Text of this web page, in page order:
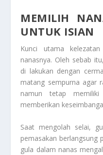
MEMILIH
UNTUK ISIAN
Kunci utama
nanasnya. Oleh sebab
di lakukan dengan
matang sempurna agar
namun tetap
memberikan
Saat mengolah selai,
pemasakan berlangsung
gula dalam nanas